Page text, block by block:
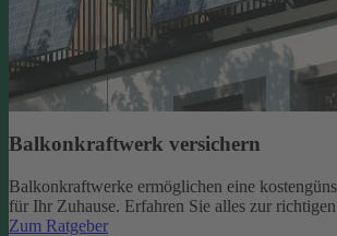
Balkonkraftwerk versichern
Balkonkraftwerke ermöglichen eine
für Ihr Zuhause. Erfahren Sie alles zur
Zum Ratgeber